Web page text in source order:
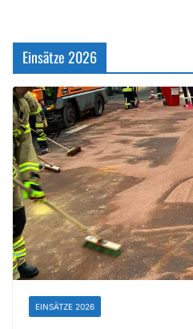
Einsätze 2026
EINSÄTZE 2026